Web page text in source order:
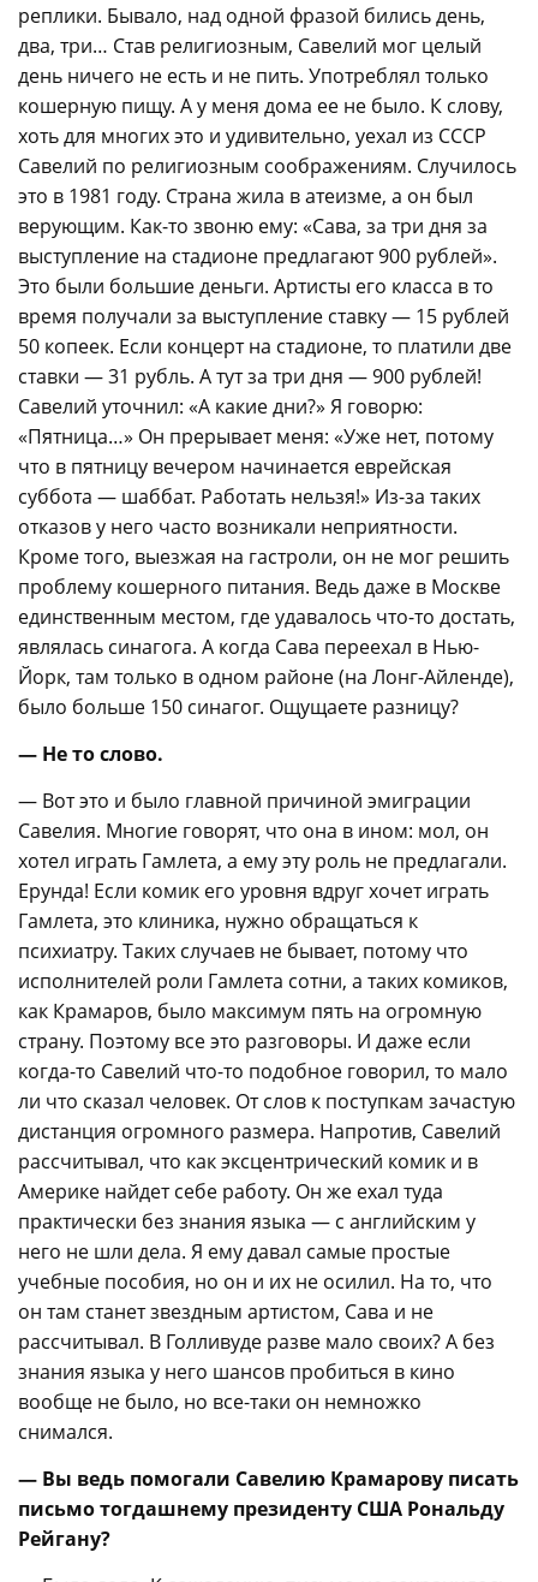
реплики. Бывало, над одной фразой бились день,
два, три… Став религиозным, Савелий мог целый
день ничего не есть и не пить. Употреблял только
кошерную пищу. А у меня дома ее не было. К слову,
хоть для многих это и удивительно, уехал из СССР
Савелий по религиозным соображениям. Случилось
это в 1981 году. Страна жила в атеизме, а он был
верующим. Как-то звоню ему: «Сава, за три дня за
выступление на стадионе предлагают 900 рублей».
Это были большие деньги. Артисты его класса в то
время получали за выступление ставку — 15 рублей
50 копеек. Если концерт на стадионе, то платили две
ставки — 31 рубль. А тут за три дня — 900 рублей!
Савелий уточнил: «А какие дни?» Я говорю:
«Пятница…» Он прерывает меня: «Уже нет, потому
что в пятницу вечером начинается еврейская
суббота — шаббат. Работать нельзя!» Из-за таких
отказов у него часто возникали неприятности.
Кроме того, выезжая на гастроли, он не мог решить
проблему кошерного питания. Ведь даже в Москве
единственным местом, где удавалось что-то достать,
являлась синагога. А когда Сава переехал в Нью-
Йорк, там только в одном районе (на Лонг-Айленде),
было больше 150 синагог. Ощущаете разницу?
— Не то слово.
— Вот это и было главной причиной эмиграции
Савелия. Многие говорят, что она в ином: мол, он
хотел играть Гамлета, а ему эту роль не предлагали.
Ерунда! Если комик его уровня вдруг хочет играть
Гамлета, это клиника, нужно обращаться к
психиатру. Таких случаев не бывает, потому что
исполнителей роли Гамлета сотни, а таких комиков,
как Крамаров, было максимум пять на огромную
страну. Поэтому все это разговоры. И даже если
когда-то Савелий что-то подобное говорил, то мало
ли что сказал человек. От слов к поступкам зачастую
дистанция огромного размера. Напротив, Савелий
рассчитывал, что как эксцентрический комик и в
Америке найдет себе работу. Он же ехал туда
практически без знания языка — с английским у
него не шли дела. Я ему давал самые простые
учебные пособия, но он и их не осилил. На то, что
он там станет звездным артистом, Сава и не
рассчитывал. В Голливуде разве мало своих? А без
знания языка у него шансов пробиться в кино
вообще не было, но все-таки он немножко
снимался.
— Вы ведь помогали Савелию Крамарову писать
письмо тогдашнему президенту США Рональду
Рейгану?